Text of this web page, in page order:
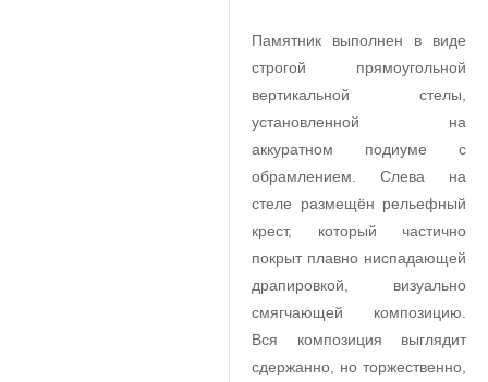
Памятник выполнен в виде
строгой прямоугольной
вертикальной стелы,
установленной на
аккуратном подиуме с
обрамлением. Слева на
стеле размещён рельефный
крест, который частично
покрыт плавно ниспадающей
драпировкой, визуально
смягчающей композицию.
Вся композиция выглядит
сдержанно, но торжественно,